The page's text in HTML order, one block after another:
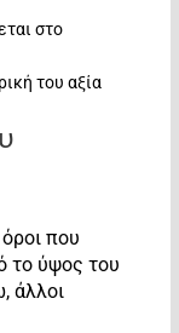
στο
του αξία
που
το ύψος του
άλλοι